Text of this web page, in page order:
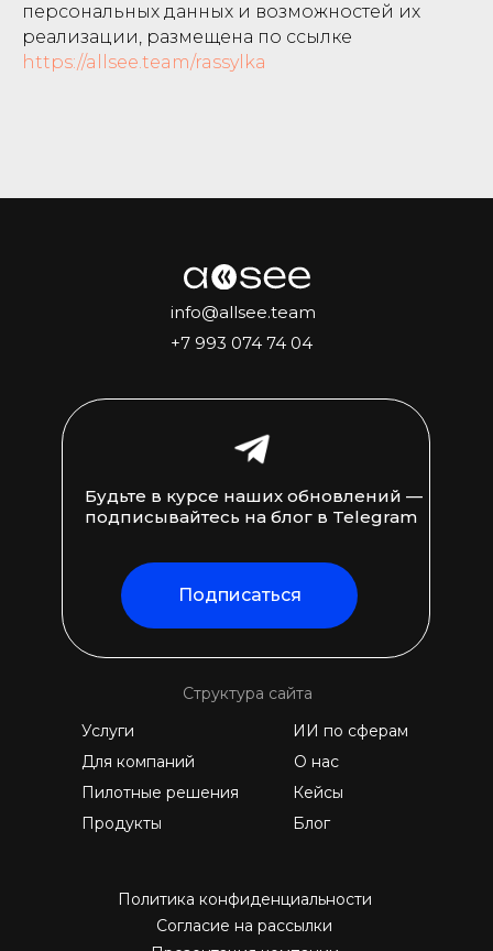
персональных данных и возможностей их
реализации, размещена по ссылке
https://allsee.team/rassylka
+7 993 074 74 04
Согласие на рассылки
Политика конфиденциальности
Подписаться
Будьте в курсе наших обновлений —
подписывайтесь на блог в Telegram
Блог
Продукты
Для компаний
ИИ по сферам
Пилотные решения
Услуги
Кейсы
О нас
Структура сайта
info@allsee.team